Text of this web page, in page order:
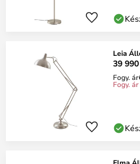
Leia
39
Fogy. ár
Fogy.